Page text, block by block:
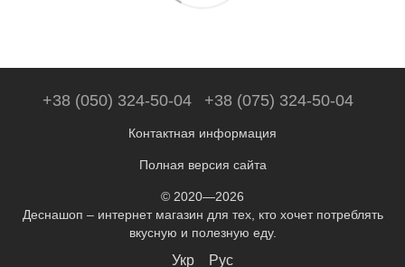
+38 (050) 324-50-04 +38 (075) 324-50-04
Контактная информация
Полная версия сайта
© 2020—2026
Деснашоп – интернет магазин для тех, кто хочет потреблять
вкусную и полезную еду.
Укр Рус